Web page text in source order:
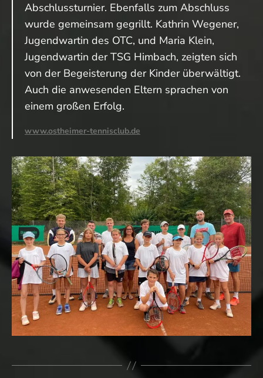
Abschlussturnier. Ebenfalls zum Abschluss
wurde gemeinsam gegrillt. Kathrin Wegener,
Jugendwartin des OTC, und Maria Klein,
Jugendwartin der TSG Himbach, zeigten sich
von der Begeisterung der Kinder überwältigt.
Auch die anwesenden Eltern sprachen von
einem großen Erfolg.
www.ostheimer-tennisclub.de